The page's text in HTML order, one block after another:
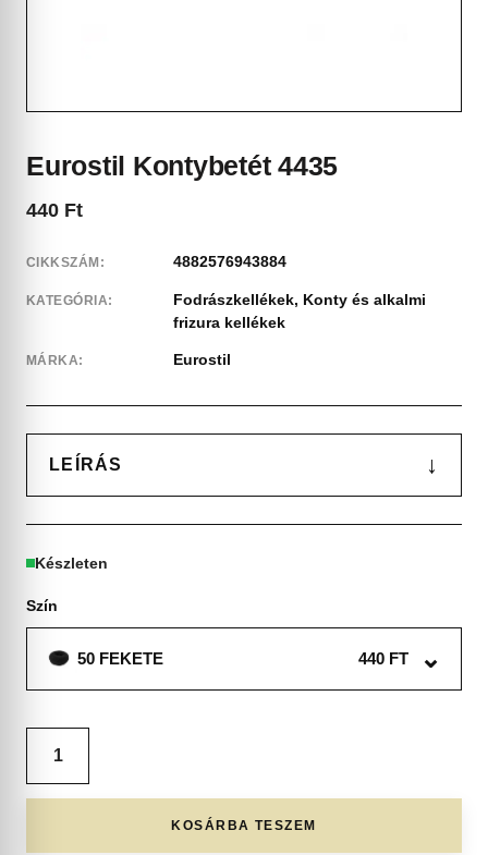
Eurostil Kontybetét 4435
440 Ft
CIKKSZÁM: 4882576943884
KATEGÓRIA: Fodrászkellékek, Konty és alkalmi
frizura kellékek
MÁRKA: Eurostil
LEÍRÁS ↓
Készleten
Szín
50 FEKETE 440 FT ⌄
KOSÁRBA TESZEM